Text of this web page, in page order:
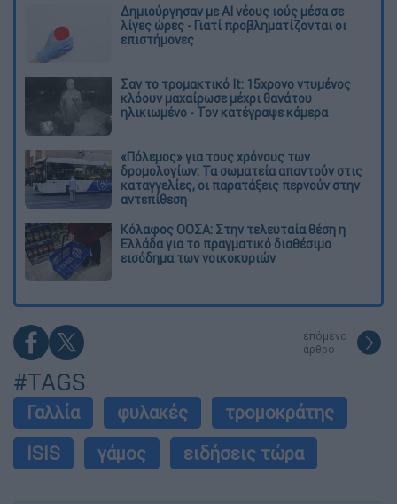
Δημιούργησαν με AI νέους ιούς μέσα σε
λίγες ώρες - Γιατί προβληματίζονται οι
επιστήμονες
Σαν το τρομακτικό It: 15χρονο ντυμένος
κλόουν μαχαίρωσε μέχρι θανάτου
ηλικιωμένο - Τον κατέγραψε κάμερα
«Πόλεμος» για τους χρόνους των
δρομολογίων: Τα σωματεία απαντούν στις
καταγγελίες, οι παρατάξεις περνούν στην
αντεπίθεση
Κόλαφος ΟΟΣΑ: Στην τελευταία θέση η
Ελλάδα για το πραγματικό διαθέσιμο
εισόδημα των νοικοκυριών
επόμενο
άρθρο
#TAGS
Γαλλία φυλακές
τρομοκράτης
ISIS
γάμος ειδήσεις τώρα